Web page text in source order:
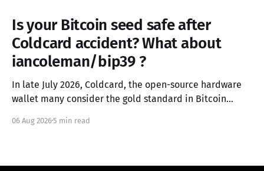
Is your Bitcoin seed safe after
Coldcard accident? What about
iancoleman/bip39 ?
In late July 2026, Coldcard, the open-source hardware
wallet many consider the gold standard in Bitcoin
integration error from March 2021 had silently replaced
06 Aug 20265 min read